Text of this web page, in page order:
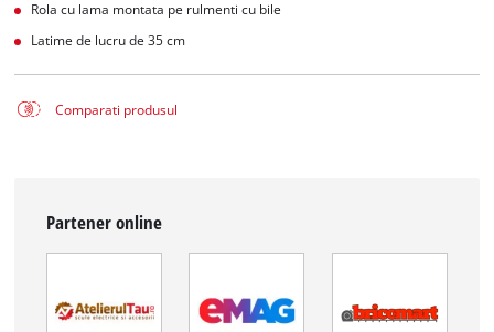
Rola cu lama montata pe rulmenti cu bile
Latime de lucru de 35 cm
Comparati produsul
Partener online